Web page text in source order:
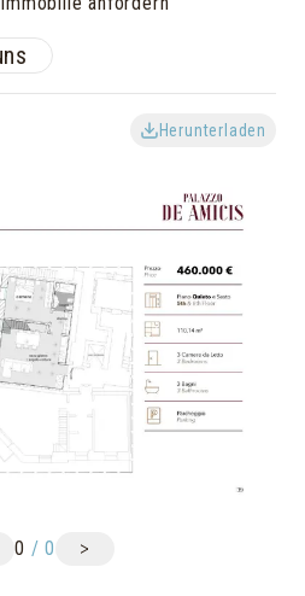
Herunterladen
0 /0 >